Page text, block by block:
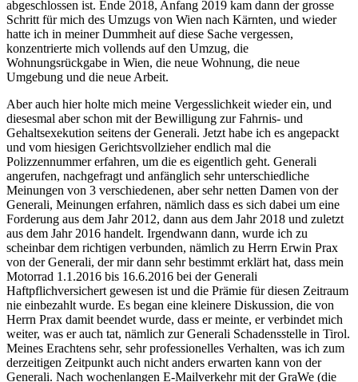
abgeschlossen ist. Ende 2018, Anfang 2019 kam dann der grosse
Schritt für mich des Umzugs von Wien nach Kärnten, und wieder
hatte ich in meiner Dummheit auf diese Sache vergessen,
konzentrierte mich vollends auf den Umzug, die
Wohnungsrückgabe in Wien, die neue Wohnung, die neue
Umgebung und die neue Arbeit.
Aber auch hier holte mich meine Vergesslichkeit wieder ein, und
diesesmal aber schon mit der Bewilligung zur Fahrnis- und
Gehaltsexekution seitens der Generali. Jetzt habe ich es angepackt
und vom hiesigen Gerichtsvollzieher endlich mal die
Polizzennummer erfahren, um die es eigentlich geht. Generali
angerufen, nachgefragt und anfänglich sehr unterschiedliche
Meinungen von 3 verschiedenen, aber sehr netten Damen von der
Generali, Meinungen erfahren, nämlich dass es sich dabei um eine
Forderung aus dem Jahr 2012, dann aus dem Jahr 2018 und zuletzt
aus dem Jahr 2016 handelt. Irgendwann dann, wurde ich zu
scheinbar dem richtigen verbunden, nämlich zu Herrn Erwin Prax
von der Generali, der mir dann sehr bestimmt erklärt hat, dass mein
Motorrad 1.1.2016 bis 16.6.2016 bei der Generali
Haftpflichversichert gewesen ist und die Prämie für diesen Zeitraum
nie einbezahlt wurde. Es began eine kleinere Diskussion, die von
Herrn Prax damit beendet wurde, dass er meinte, er verbindet mich
weiter, was er auch tat, nämlich zur Generali Schadensstelle in Tirol.
Meines Erachtens sehr, sehr professionelles Verhalten, was ich zum
derzeitigen Zeitpunkt auch nicht anders erwarten kann von der
Generali. Nach wochenlangen E-Mailverkehr mit der GraWe (die